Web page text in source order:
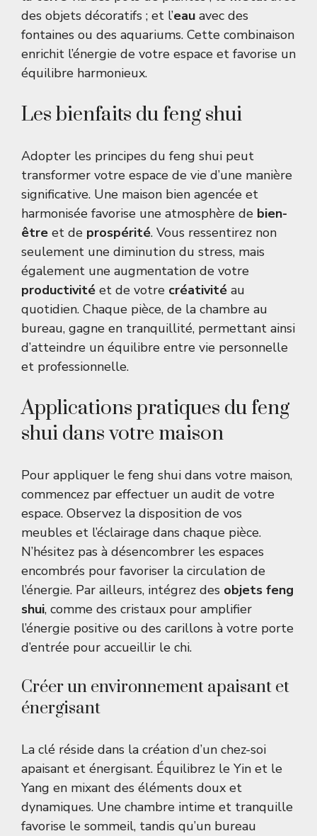
des objets décoratifs ; et l’eau avec des
fontaines ou des aquariums. Cette combinaison
enrichit l’énergie de votre espace et favorise un
équilibre harmonieux.
Les bienfaits du feng shui
Adopter les principes du feng shui peut
transformer votre espace de vie d’une manière
significative. Une maison bien agencée et
harmonisée favorise une atmosphère de bien-
être et de prospérité. Vous ressentirez non
seulement une diminution du stress, mais
également une augmentation de votre
productivité et de votre créativité au
quotidien. Chaque pièce, de la chambre au
bureau, gagne en tranquillité, permettant ainsi
d’atteindre un équilibre entre vie personnelle
et professionnelle.
Applications pratiques du feng
shui dans votre maison
Pour appliquer le feng shui dans votre maison,
commencez par effectuer un audit de votre
espace. Observez la disposition de vos
meubles et l’éclairage dans chaque pièce.
N’hésitez pas à désencombrer les espaces
encombrés pour favoriser la circulation de
l’énergie. Par ailleurs, intégrez des objets feng
shui, comme des cristaux pour amplifier
l’énergie positive ou des carillons à votre porte
d’entrée pour accueillir le chi.
Créer un environnement apaisant et
énergisant
La clé réside dans la création d’un chez-soi
apaisant et énergisant. Équilibrez le Yin et le
Yang en mixant des éléments doux et
dynamiques. Une chambre intime et tranquille
favorise le sommeil, tandis qu’un bureau